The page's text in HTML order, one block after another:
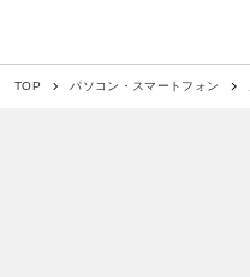
TOP パソコン・スマートフォン